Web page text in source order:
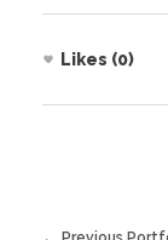
Likes (0)